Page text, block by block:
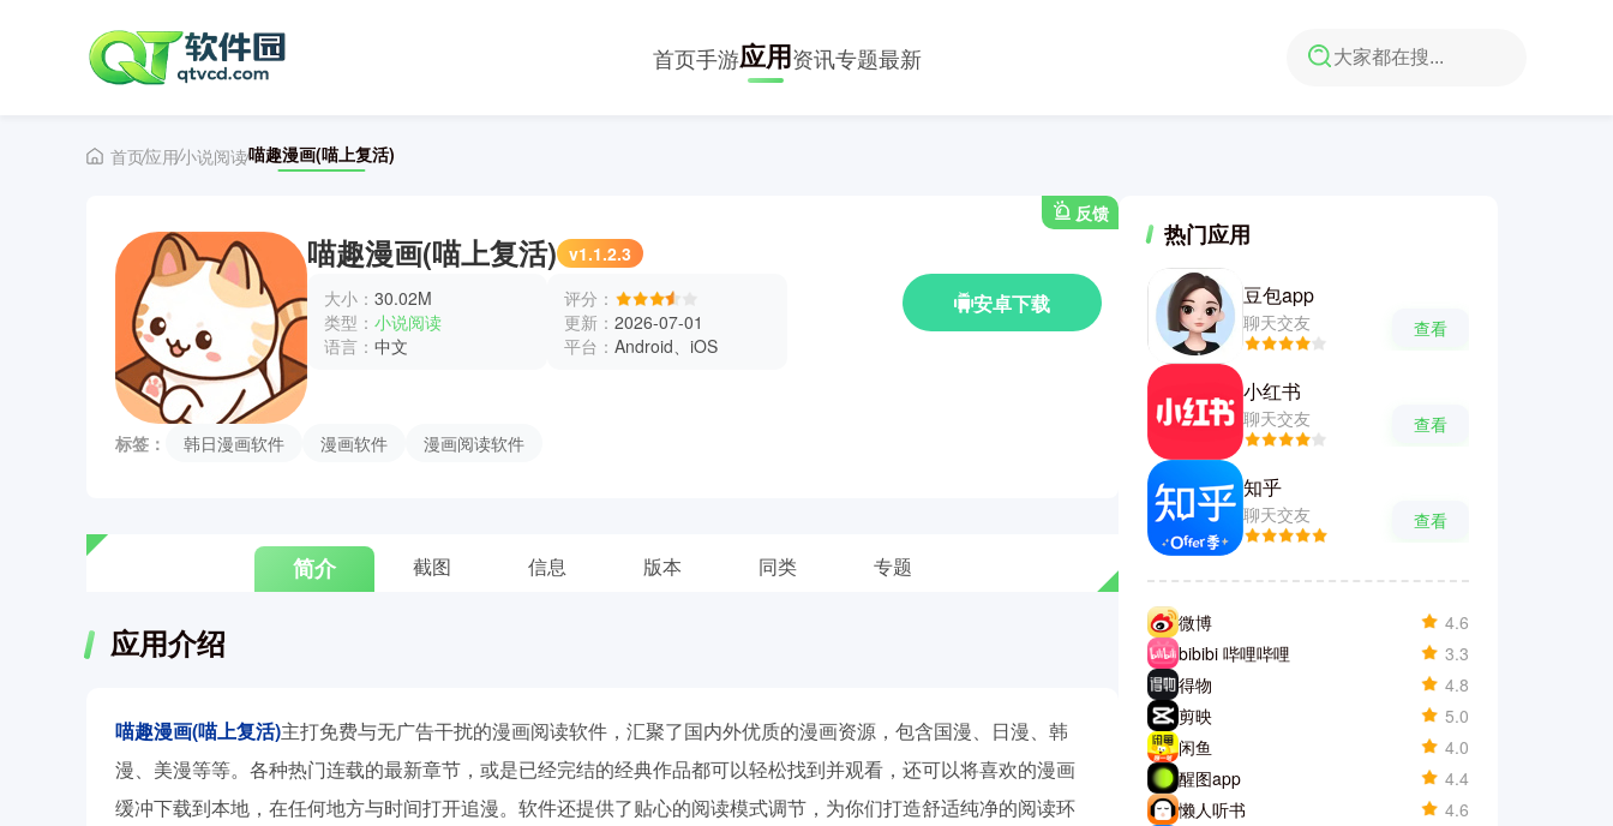
首页手游应用资讯专题最新
首页应用小说阅读喵趣漫画(喵上复活)
反馈
喵趣漫画(喵上复活) v1.1.2.3
大小： 30.02M
类型： 小说阅读
语言： 中文
评分：
更新： 2026-07-01
平台： Android、iOS
安卓下载
标签： 韩日漫画软件 漫画软件 漫画阅读软件
简介 截图 信息 版本 同类 专题
应用介绍
喵趣漫画(喵上复活)主打免费与无广告干扰的漫画阅读软件，汇聚了国内外优质的漫画资源，包含国漫、日漫、韩
漫、美漫等等。各种热门连载的最新章节，或是已经完结的经典作品都可以轻松找到并观看，还可以将喜欢的漫画
缓冲下载到本地，在任何地方与时间打开追漫。软件还提供了贴心的阅读模式调节，为你们打造舒适纯净的阅读环
热门应用
豆包app
聊天交友 查看
小红书
聊天交友 查看
知乎
聊天交友 查看
微博
4.6
bibibi 哔哩哔哩
3.3
得物
4.8
剪映
5.0
闲鱼
4.0
醒图app
4.4
懒人听书
4.6